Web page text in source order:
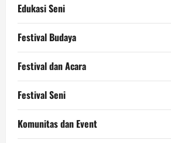
Edukasi Seni
Festival Budaya
Festival dan Acara
Festival Seni
Komunitas dan Event